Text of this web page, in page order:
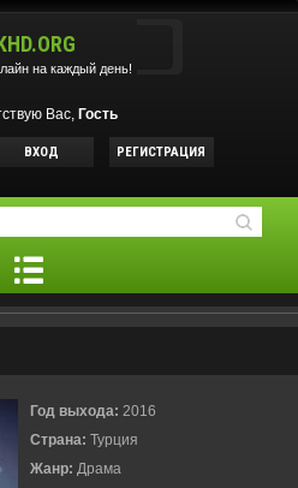
на каждый день!
Вас, Гость
ВХОД РЕГИСТРАЦИЯ
Год выхода: 2016
Страна: Турция
Жанр: Драма